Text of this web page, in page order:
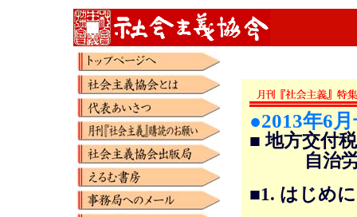
●2013年6
■ 地方交付
自治労山
■1. はじめに